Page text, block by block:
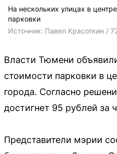
На нескольких улицах в
парковки
Источник: Павел Красоткин /
Власти Тюмени
стоимости парковки в
города. Согласно
достигнет 95 рублей за
Представители мэрии